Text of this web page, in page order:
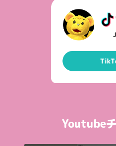
Youtube